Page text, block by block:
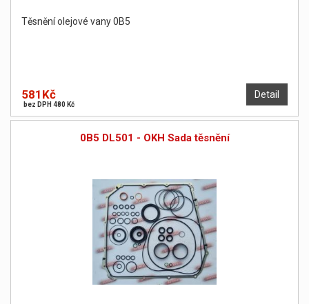
Těsnění olejové vany 0B5
Detail
581Kč
bez DPH 480 Kč
0B5 DL501 - OKH Sada těsnění